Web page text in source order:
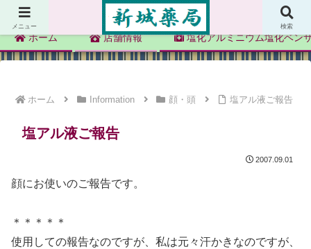
新城薬局
ホーム 店舗情報 塩化アルミニウム塩化ベン
ホーム Information 顔・頭 塩アル液ご報告
塩アル液ご報告
2007.09.01
顔にお使いのご報告です。
＊＊＊＊＊
使用しての報告なのですが、私は元々汗かきなのですが、
メニュー 検索